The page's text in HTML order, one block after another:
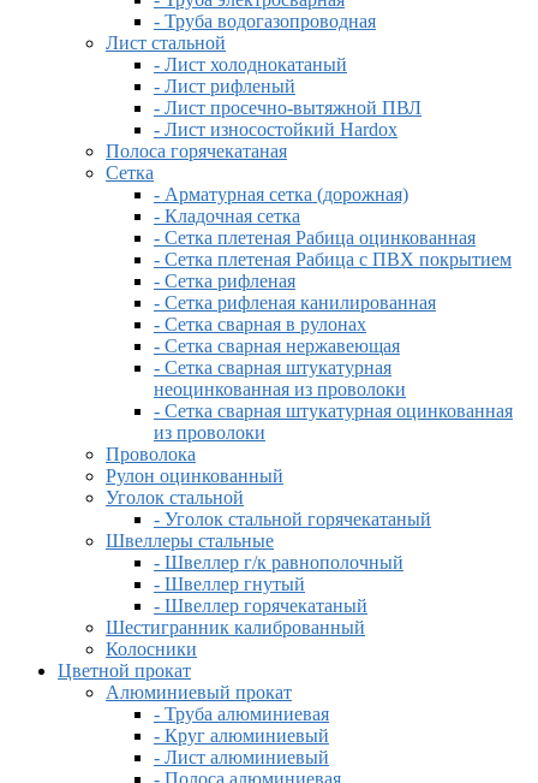
- Труба водогазопроводная
Лист стальной
- Лист холоднокатаный
- Лист рифленый
- Лист просечно-вытяжной ПВЛ
- Лист износостойкий Hardox
Полоса горячекатаная
Сетка
- Арматурная сетка (дорожная)
- Кладочная сетка
- Сетка плетеная Рабица оцинкованная
- Сетка плетеная Рабица с ПВХ покрытием
- Сетка рифленая
- Сетка рифленая канилированная
- Сетка сварная в рулонах
- Сетка сварная нержавеющая
- Сетка сварная штукатурная
неоцинкованная из проволоки
- Сетка сварная штукатурная оцинкованная
из проволоки
Проволока
Рулон оцинкованный
Уголок стальной
- Уголок стальной горячекатаный
Швеллеры стальные
- Швеллер г/к равнополочный
- Швеллер гнутый
- Швеллер горячекатаный
Шестигранник калиброванный
Колосники
Цветной прокат
Алюминиевый прокат
- Труба алюминиевая
- Круг алюминиевый
- Лист алюминиевый
- Полоса алюминиевая